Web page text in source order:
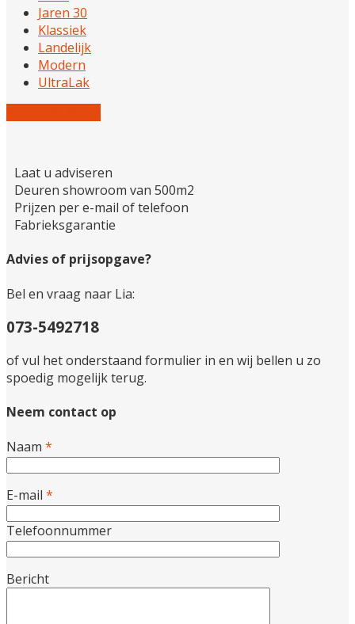
Jaren 30
Klassiek
Landelijk
Modern
UltraLak
Laat u adviseren
Deuren showroom van 500m2
Prijzen per e-mail of telefoon
Fabrieksgarantie
Advies of prijsopgave?
Bel en vraag naar Lia:
073-5492718
of vul het onderstaand formulier in en wij bellen u zo
spoedig mogelijk terug.
Neem contact op
Naam *
E-mail *
Telefoonnummer
Bericht